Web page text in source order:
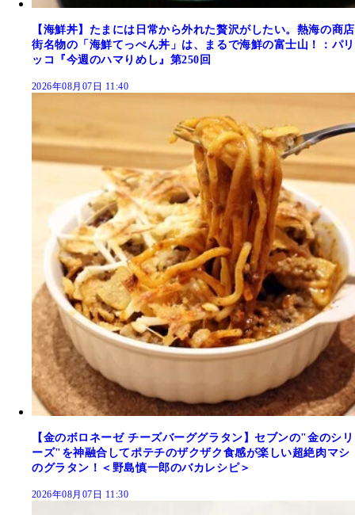
【海鮮丼】たまには日常から外れた贅沢がしたい。熱海の商店
街名物の「海鮮てっぺん丼」は、まるで海鮮の富士山！：パリ
ッコ『今週のハマりめし』第250回
2026年08月07日 11:40
【金のボロネーゼ チーズバーググラタン】セブンの"金のシリ
ーズ"を神融合してポテチのザクザク食感が楽しい超絶肉マシ
のグラタン！＜野島慎一郎のバカレシピ＞
2026年08月07日 11:30